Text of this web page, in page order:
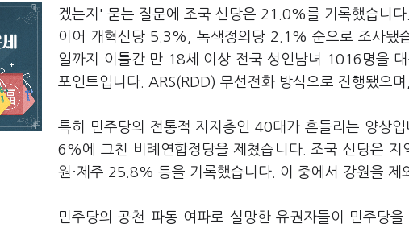
겠는지' 묻는 질문에 조국 신당은 21.0%를 기록했습니
이어 개혁신당 5.3%, 녹색정의당 2.1% 순으로 조사됐
일까지 이틀간 만 18세 이상 전국 성인남녀 1016명을
포인트입니다. ARS(RDD) 무선전화 방식으로 진행됐으
특히 민주당의 전통적 지지층인 40대가 흔들리는 양상
6%에 그친 비례연합정당을 제쳤습니다. 조국 신당은
원·제주 25.8% 등을 기록했습니다. 이 중에서 강원을 제
민주당의 공천 파동 여파로 실망한 유권자들이 민주당